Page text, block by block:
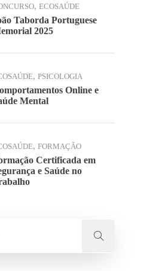
, ECOSAÚDE
Taborda Portuguese
2025
, PSICOLOGIA
Online e
Mental
, FORMAÇÃO
Certificada em
e Saúde no